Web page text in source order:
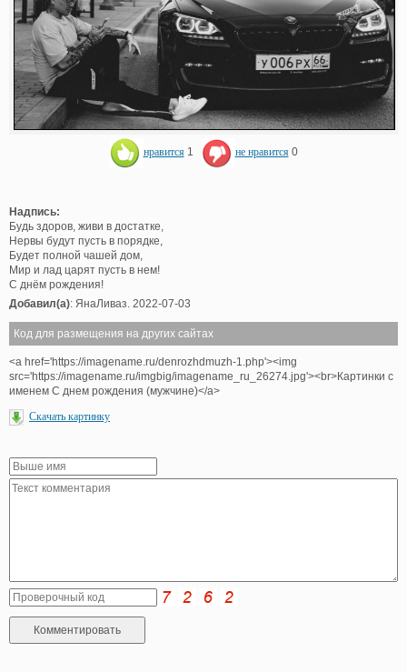
нравится 1 не нравится 0
Надпись:
Будь здоров, живи в достатке,
Нервы будут пусть в порядке,
Будет полной чашей дом,
Мир и лад царят пусть в нем!
С днём рождения!
Добавил(а): ЯнаЛиваз. 2022-07-03
Код для размещения на других сайтах
<a href='https://imagename.ru/denrozhdmuzh-1.php'><img
src='https://imagename.ru/imgbig/imagename_ru_26274.jpg'><br>Картинки с
именем С днем рождения (мужчине)</a>
Скачать картинку